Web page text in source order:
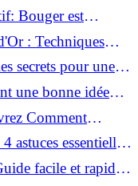
Bouger est
: Techniques
secrets pour une
une bonne idée
Comment
Cellulaire!
astuces essentielles
facile et rapide